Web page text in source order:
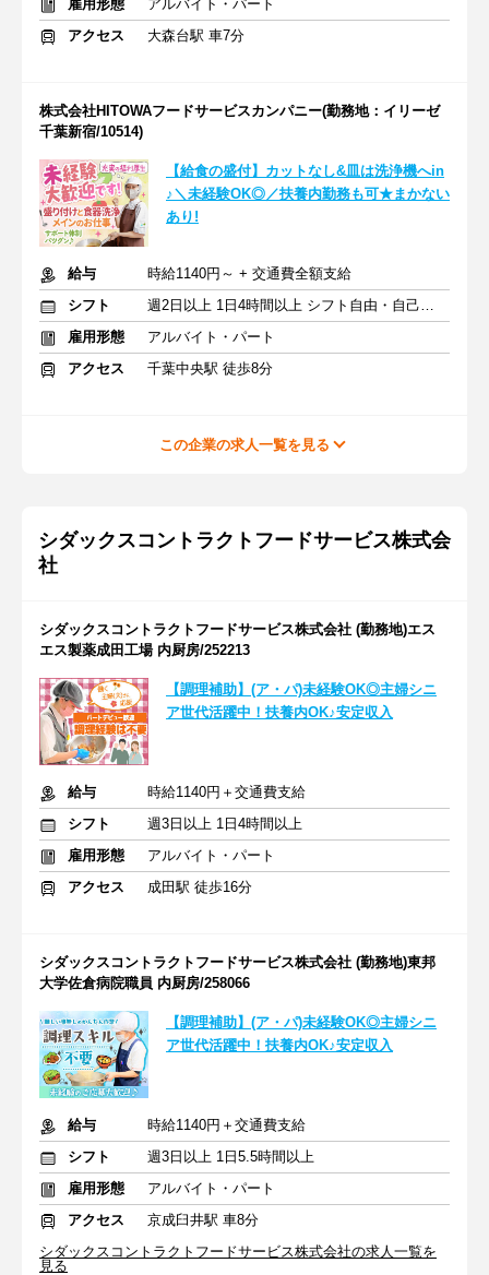
雇用形態
アルバイト・パート
アクセス
大森台駅 車7分
株式会社HITOWAフードサービスカンパニー(勤務地：イリーゼ
千葉新宿/10514)
【給食の盛付】カットなし&皿は洗浄機へin
♪＼未経験OK◎／扶養内勤務も可★まかない
あり!
給与
時給1140円～ + 交通費全額支給
シフト
週2日以上 1日4時間以上 シフト自由・自己申告
雇用形態
アルバイト・パート
アクセス
千葉中央駅 徒歩8分
この企業の求人一覧を見る
シダックスコントラクトフードサービス株式会
社
シダックスコントラクトフードサービス株式会社 (勤務地)エス
エス製薬成田工場 内厨房/252213
【調理補助】(ア・パ)未経験OK◎主婦シニ
ア世代活躍中！扶養内OK♪安定収入
給与
時給1140円＋交通費支給
シフト
週3日以上 1日4時間以上
雇用形態
アルバイト・パート
アクセス
成田駅 徒歩16分
シダックスコントラクトフードサービス株式会社 (勤務地)東邦
大学佐倉病院職員 内厨房/258066
【調理補助】(ア・パ)未経験OK◎主婦シニ
ア世代活躍中！扶養内OK♪安定収入
給与
時給1140円＋交通費支給
シフト
週3日以上 1日5.5時間以上
雇用形態
アルバイト・パート
アクセス
京成臼井駅 車8分
シダックスコントラクトフードサービス株式会社の求人一覧を
見る